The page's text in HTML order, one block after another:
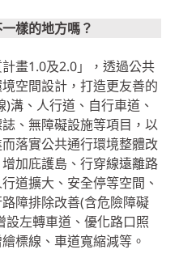
樣的地方嗎？
畫1.0及2.0」，透過公共
空間設計，打造更友善的
溝、人行道、自行車道、
、無障礙設施等項目，以
落實公共通行環境整體改
加庇護島、行穿線遠離路
道擴大、安全停等空間、
障排除改善(含危險障礙
設左轉車道、優化路口照
標線、車道寬縮減等。